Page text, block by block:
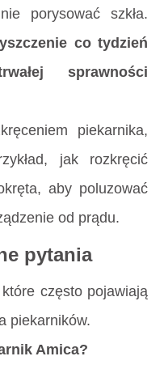
porysować szkła.
co tydzień
sprawności
piekarnika,
jak rozkręcić
aby poluzować
od prądu.
pytania
często pojawiają
piekarników.
Amica?